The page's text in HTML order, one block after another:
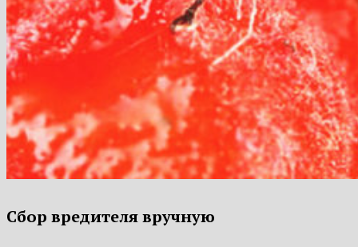
Сбор вредителя вручную